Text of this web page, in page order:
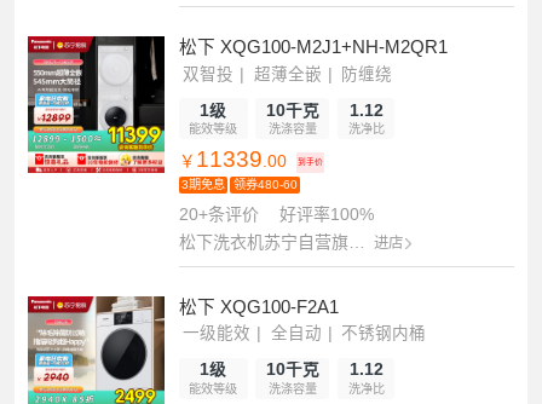
松下 XQG100-M2J1+NH-M2QR1
双智投 超薄全嵌 防缠绕
1级
能效等级
10千克
洗涤容量
1.12
洗净比
￥ 11339.00 到手价
3期免息 领券480-60
20+条评价
好评率100%
松下洗衣机苏宁自营旗舰店
进店
松下 XQG100-F2A1
一级能效 全自动 不锈钢内桶
1级
能效等级
10千克
洗涤容量
1.12
洗净比